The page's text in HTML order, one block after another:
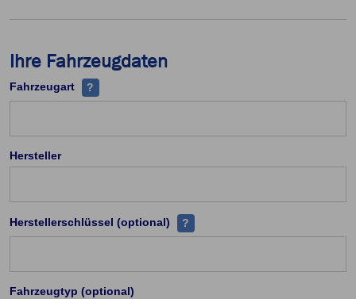
Ihre Fahrzeugdaten
Fahrzeugart Handelt es sich z.B PKW, Leichtkraftrad, Kraftrad
?
Hersteller
Herstellerschlüssel (optional) Zu jedem Hersteller existieren
?
Fahrzeugtyp (optional)